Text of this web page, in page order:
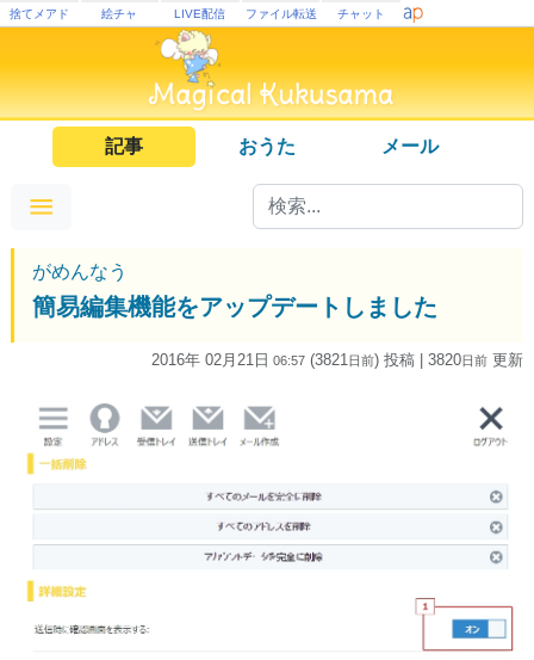
捨てメアド 絵チャ LIVE配信 ファイル転送 チャット
記事 おうた メール
がめんなう
簡易編集機能をアップデートしました
2016年 02月21日 06:57 (3821 日前) 投稿 | 3820日前 更新